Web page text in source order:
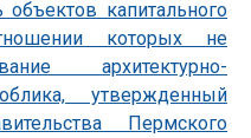
капитального
которых не
архитектурно-
утвержденный
Пермского